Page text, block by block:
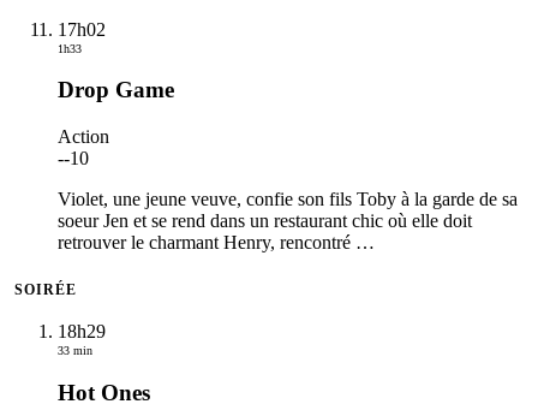
17h02
1h33
Drop Game
Action
--10
Violet, une jeune veuve, confie son fils Toby à la garde de sa
soeur Jen et se rend dans un restaurant chic où elle doit
retrouver le charmant Henry, rencontré …
SOIRÉE
18h29
33 min
Hot Ones